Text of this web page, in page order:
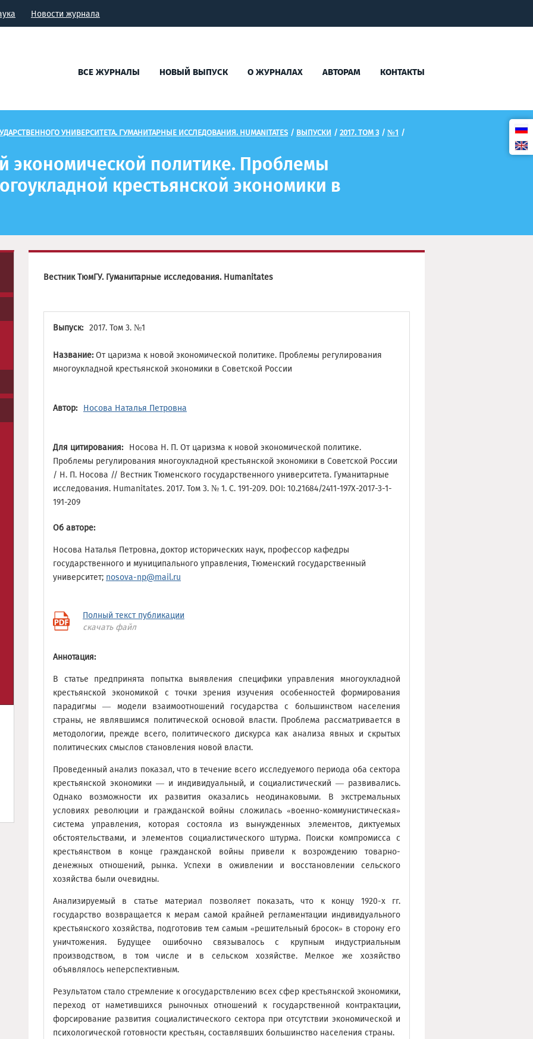
Новости журнала
ВСЕ ЖУРНАЛЫ НОВЫЙ ВЫПУСК О ЖУРНАЛАХ АВТОРАМ КОНТАКТЫ
УНИВЕРСИТЕТА. ГУМАНИТАРНЫЕ ИССЛЕДОВАНИЯ. HUMANITATES / ВЫПУСКИ / 2017. ТОМ 3 / №1 /
экономической политике. Проблемы
крестьянской экономики в
Вестник ТюмГУ. Гуманитарные исследования. Humanitates
Выпуск: 2017. Том 3. №1
Название:От царизма к новой экономической политике. Проблемы регулирования
многоукладной крестьянской экономики в Советской России
Автор: Носова Наталья Петровна
Для цитирования:
Носова Н. П. От царизма к новой экономической политике.
Проблемы регулирования многоукладной крестьянской экономики в Советской России
/ Н. П. Носова // Вестник Тюменского государственного университета. Гуманитарные
исследования. Humanitates. 2017. Том 3. № 1. С. 191-209. DOI: 10.21684/2411-197X-2017-3-1-
191-209
Об авторе:
Носова Наталья Петровна, доктор исторических наук, профессор кафедры
государственного и муниципального управления, Тюменский государственный
университет; nosova-np@mail.ru
Полный текст публикации
скачать файл
Аннотация:
В статье предпринята попытка выявления специфики управления многоукладной
крестьянской экономикой с точки зрения изучения особенностей формирования
парадигмы — модели взаимоотношений государства с большинством населения
страны, не являвшимся политической основой власти. Проблема рассматривается в
методологии, прежде всего, политического дискурса как анализа явных и скрытых
политических смыслов становления новой власти.
Проведенный анализ показал, что в течение всего исследуемого периода оба сектора
крестьянской экономики — и индивидуальный, и социалистический — развивались.
Однако возможности их развития оказались неодинаковыми. В экстремальных
условиях революции и гражданской войны сложилась «военно-коммунистическая»
система управления, которая состояла из вынужденных элементов, диктуемых
обстоятельствами, и элементов социалистического штурма. Поиски компромисса с
крестьянством в конце гражданской войны привели к возрождению товарно-
денежных отношений, рынка. Успехи в оживлении и восстановлении сельского
хозяйства были очевидны.
Анализируемый в статье материал позволяет показать, что к концу 1920-х гг.
государство возвращается к мерам самой крайней регламентации индивидуального
крестьянского хозяйства, подготовив тем самым «решительный бросок» в сторону его
уничтожения. Будущее ошибочно связывалось с крупным индустриальным
производством, в том числе и в сельском хозяйстве. Мелкое же хозяйство
объявлялось неперспективным.
Результатом стало стремление к огосударствлению всех сфер крестьянской экономики,
переход от наметившихся рыночных отношений к государственной контрактации,
форсирование развития социалистического сектора при отсутствии экономической и
психологической готовности крестьян, составлявших большинство населения страны.